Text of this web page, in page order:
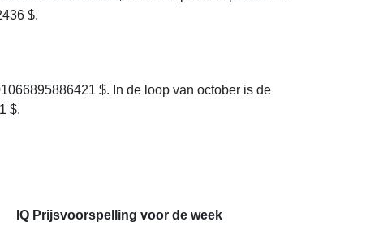
$.
$. In de loop van october is de
$.
IQ Prijsvoorspelling voor de week